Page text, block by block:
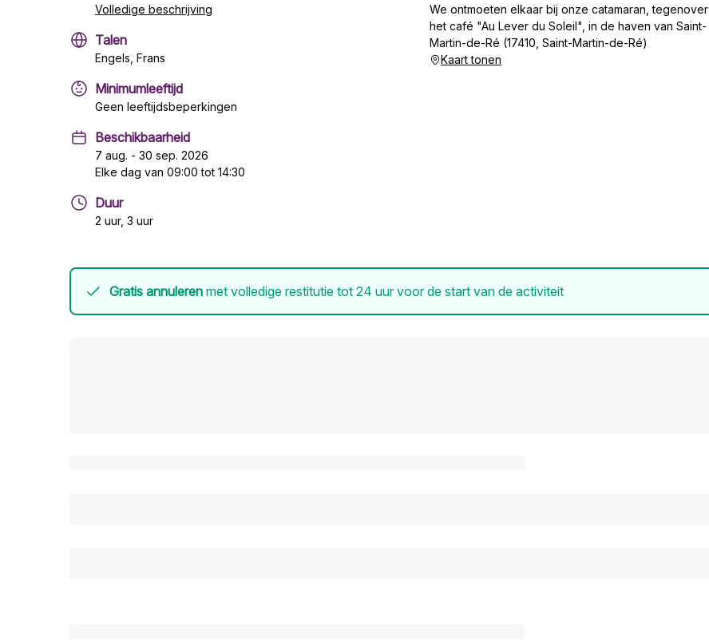
Volledige beschrijving
Talen
Engels, Frans
Minimumleeftijd
Geen leeftijdsbeperkingen
Beschikbaarheid
7 aug. - 30 sep. 2026
Elke dag van 09:00 tot 14:30
Duur
2 uur, 3 uur
We ontmoeten elkaar bij onze catamaran, tegenover
het café "Au Lever du Soleil", in de haven van Saint-
Martin-de-Ré (17410, Saint-Martin-de-Ré)
Kaart tonen
Gratis annuleren met volledige restitutie tot 24 uur voor de start van de activiteit